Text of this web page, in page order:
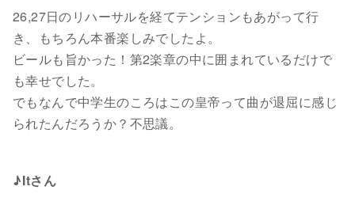
26,27日のリハーサルを経てテンションもあがって行
き、もちろん本番楽しみでしたよ。
ビールも旨かった！第2楽章の中に囲まれているだけで
も幸せでした。
でもなんで中学生のころはこの皇帝って曲が退屈に感じ
られたんだろうか？不思議。
♪Itさん